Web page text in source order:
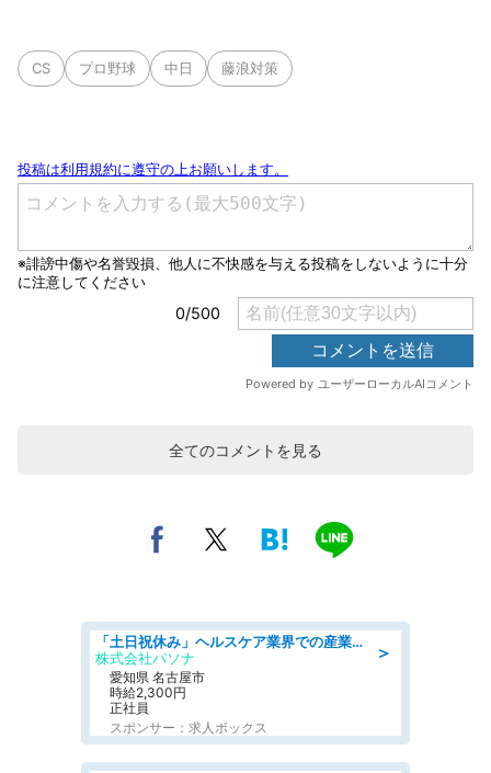
CS プロ野球 中日 藤浪対策
全てのコメントを見る
＞
「土日祝休み」ヘルスケア業界での産業保健師業務/看護師/高時給/未経験OK/要資格:正看護師
株式会社パソナ
愛知県 名古屋市
時給2,300円
正社員
スポンサー：求人ボックス